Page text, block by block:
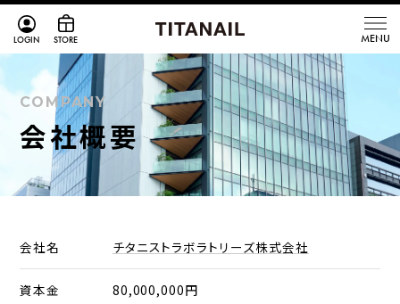
LOGIN STORE
COMPANY
会社概要
会社名 チタニストラボラトリーズ株式会社
資本金 80,000,000円